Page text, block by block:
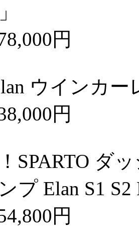
円
ウインカー
円
SPARTO ダ
プ Elan S1 S2
円